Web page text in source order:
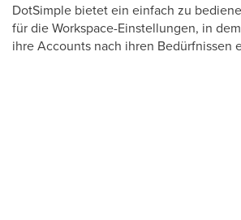
DotSimple bietet ein einfach zu
für die Workspace-Einstellungen, in
ihre Accounts nach ihren Bedürfnissen